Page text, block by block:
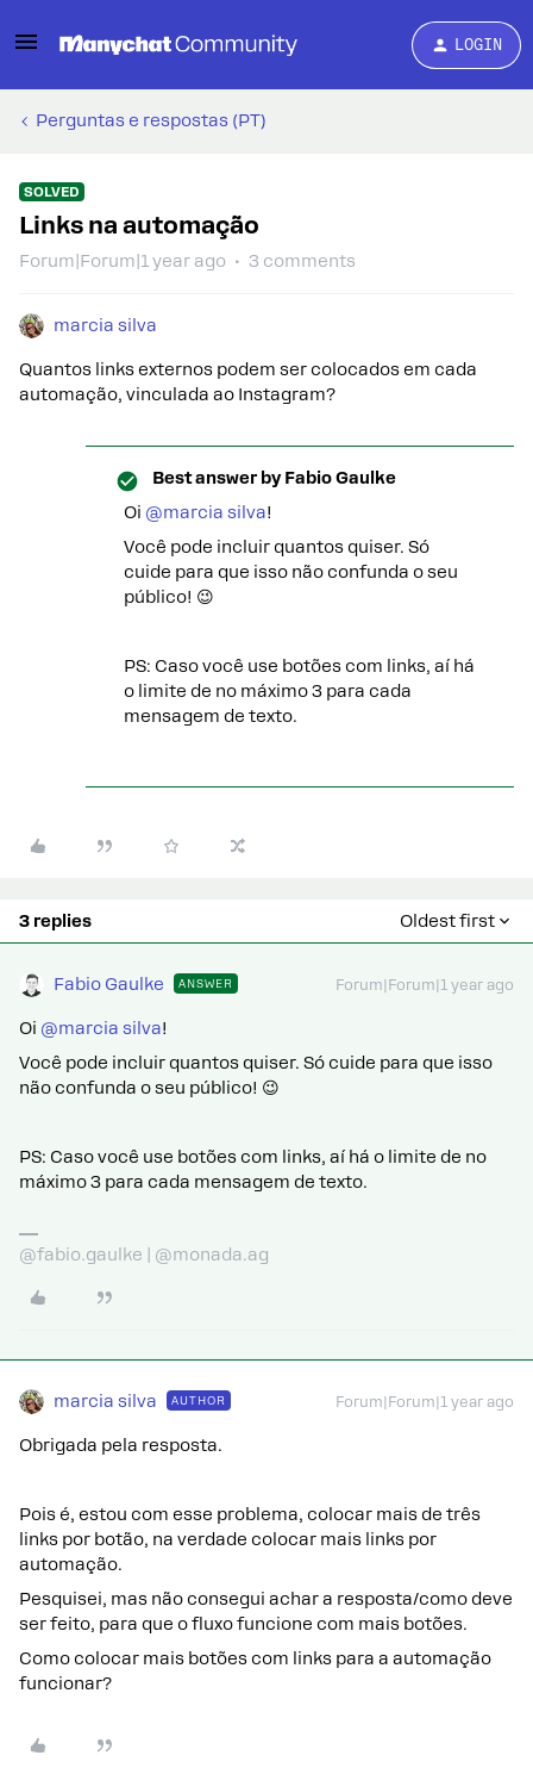
LOGIN
Perguntas e respostas (PT)
SOLVED
Links na automação
Forum|Forum|1 year ago 3 comments
marcia silva
Quantos links externos podem ser colocados em cada
automação, vinculada ao Instagram?
Best answer by Fabio Gaulke
Oi @marcia silva!
Você pode incluir quantos quiser. Só
cuide para que isso não confunda o seu
público! 😉
PS: Caso você use botões com links, aí há
o limite de no máximo 3 para cada
mensagem de texto.
3 replies Oldest first
Fabio Gaulke ANSWER Forum|Forum|1 year ago
Oi @marcia silva!
Você pode incluir quantos quiser. Só cuide para que isso
não confunda o seu público! 😉
PS: Caso você use botões com links, aí há o limite de no
máximo 3 para cada mensagem de texto.
@fabio.gaulke | @monada.ag
marcia silva AUTHOR Forum|Forum|1 year ago
Obrigada pela resposta.
Pois é, estou com esse problema, colocar mais de três
links por botão, na verdade colocar mais links por
automação.
Pesquisei, mas não consegui achar a resposta/como deve
ser feito, para que o fluxo funcione com mais botões.
Como colocar mais botões com links para a automação
funcionar?